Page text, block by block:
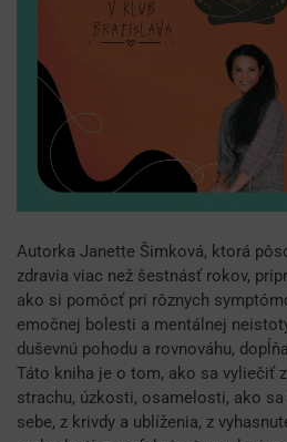
Autorka Janette Šimková, ktorá
zdravia viac než šestnásť rokov,
ako si pomôcť pri rôznych
emočnej bolesti a mentálnej
duševnú pohodu a rovnováhu,
Táto kniha je o tom, ako sa vyliečiť
strachu, úzkosti, osamelosti, ako
sebe, z krivdy a ublíženia, z